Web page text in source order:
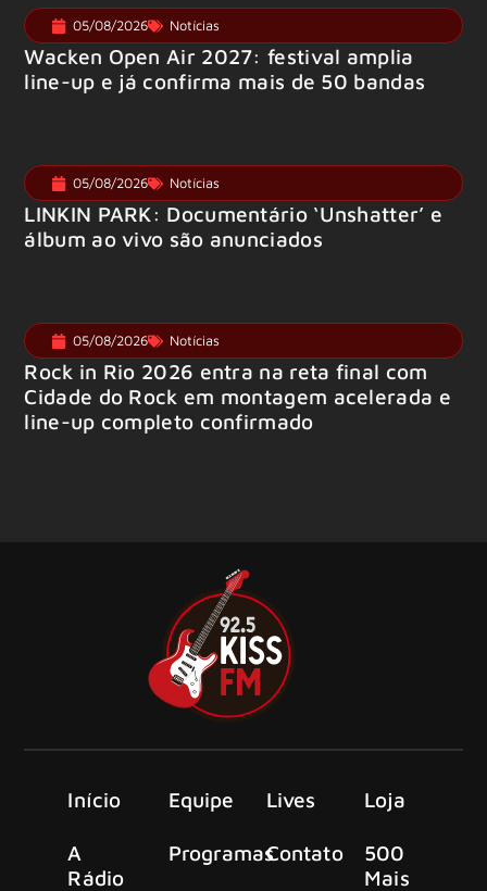
05/08/2026 Notícias
Wacken Open Air 2027: festival amplia
line-up e já confirma mais de 50 bandas
05/08/2026 Notícias
LINKIN PARK: Documentário ‘Unshatter’ e
álbum ao vivo são anunciados
05/08/2026 Notícias
Rock in Rio 2026 entra na reta final com
Cidade do Rock em montagem acelerada e
line-up completo confirmado
Início
A
Rádio
Equipe
Programas
Lives
Contato
Loja
500
Mais